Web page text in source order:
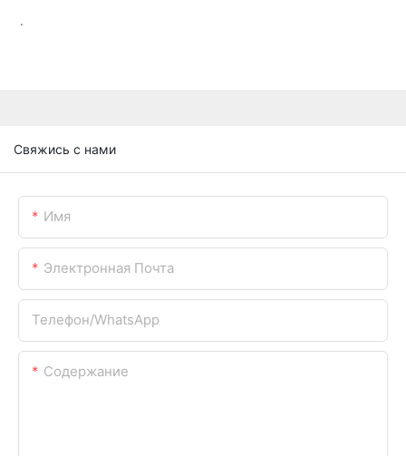
.
Свяжись с нами
Имя
Электронная Почта
Телефон/WhatsApp
Содержание